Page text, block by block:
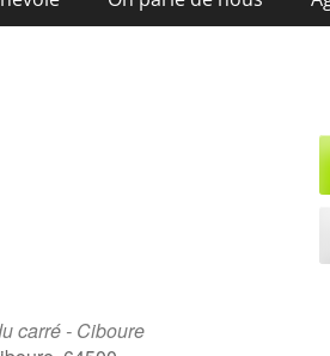
carré - Ciboure